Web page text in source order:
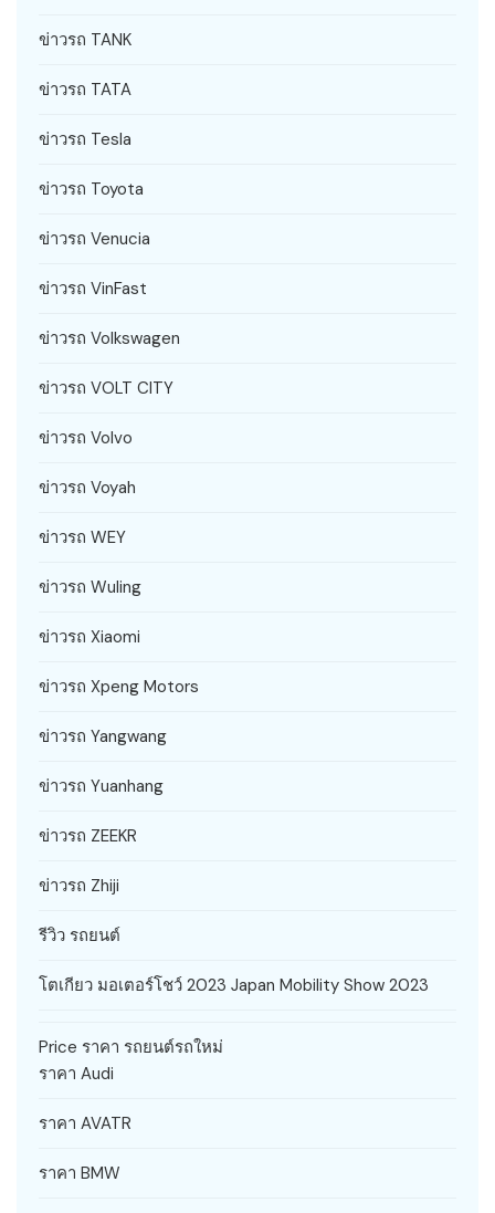
ข่าวรถ TANK
ข่าวรถ TATA
ข่าวรถ Tesla
ข่าวรถ Toyota
ข่าวรถ Venucia
ข่าวรถ VinFast
ข่าวรถ Volkswagen
ข่าวรถ VOLT CITY
ข่าวรถ Volvo
ข่าวรถ Voyah
ข่าวรถ WEY
ข่าวรถ Wuling
ข่าวรถ Xiaomi
ข่าวรถ Xpeng Motors
ข่าวรถ Yangwang
ข่าวรถ Yuanhang
ข่าวรถ ZEEKR
ข่าวรถ Zhiji
รีวิว รถยนต์
โตเกียว มอเตอร์โชว์ 2023 Japan Mobility Show 2023
Price ราคา รถยนต์รถใหม่
ราคา Audi
ราคา AVATR
ราคา BMW